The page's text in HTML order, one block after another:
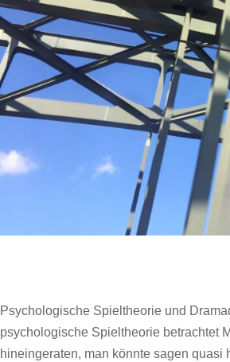
Psychologische Spieltheorie und
psychologische Spieltheorie betrachtet
hineingeraten, man könnte sagen